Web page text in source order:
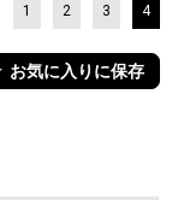
1 2 3 4
お気に入りに保存